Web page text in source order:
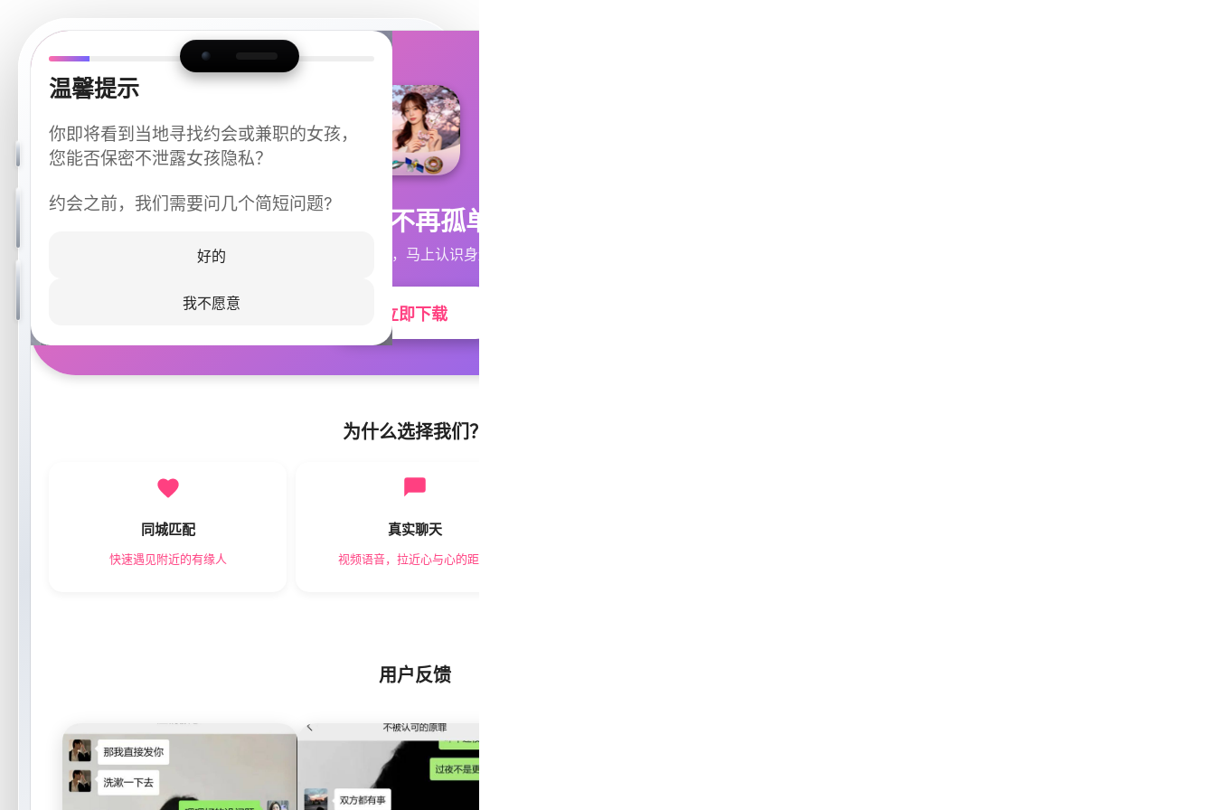
温馨提示
你即将看到当地寻找约会或兼职的女孩，
您能否保密不泄露女孩隐私？
约会之前，我们需要问几个简短问题?
好的
我不愿意
今晚不再孤单
同城快速匹配，马上认识身边的TA
立即下载
为什么选择我们？
同城匹配
快速遇见附近的有缘人
真实聊天
视频语音，拉近心与心的距离
用户反馈